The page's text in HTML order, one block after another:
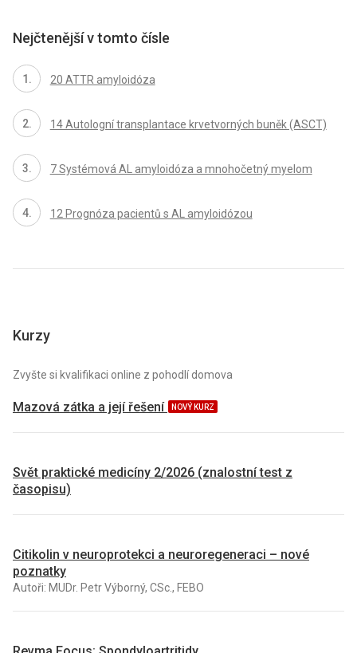
Nejčtenější v tomto čísle
20 ATTR amyloidóza
14 Autologní transplantace krvetvorných buněk (ASCT)
7 Systémová AL amyloidóza a mnohočetný myelom
12 Prognóza pacientů s AL amyloidózou
Kurzy
Zvyšte si kvalifikaci online z pohodlí domova
Mazová zátka a její řešení NOVÝ KURZ
Svět praktické medicíny 2/2026 (znalostní test z
časopisu)
Citikolin v neuroprotekci a neuroregeneraci – nové
poznatky
Autoři: MUDr. Petr Výborný, CSc., FEBO